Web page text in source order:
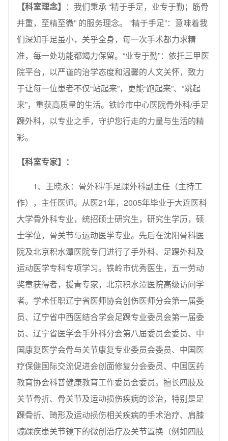
【科室理念】 ：我们秉承 “精于手足，业专于勤；筋骨
并重，至精至微” 的服务理念。 “精于手足”：意味着我
们深知手足虽小，关乎全身，每一次手术都力求精
准，每一处功能都竭力保留。“业专于勤”：依托三甲医
院平台，以严谨的治学态度和温馨的人文关怀，致力
于让每一位患者不仅“站起来”，更能“跑起来”、“跳起
来”，重获高质量的生活。铁岭市中心医院骨外科/手足
踝外科，以专业之手，守护您行走的力量与生活的精
彩。
【科室专家】：
1、王晓永：骨外科/手足踝外科副主任（主持工
作），主任医师。从医21年，2005年毕业于大连医科
大学骨外科专业，统招硕士研究生，研究生学历，硕
士学位，骨关节与运动医学专业。先后在沈阳骨科医
院及北京积水潭医院专门进行了手外科、足踝外科及
运动医学专科专项学习。铁岭市优秀医生，五一劳动
奖章获得者，援青专家，北京积水潭医院高级访问学
者。学术任职辽宁省医师协会创伤医师分会第一届委
员、辽宁省中西医结合学会足踝专业委员会第一届委
员、辽宁省医学会手外科分会第八届委员会委员、中
国康复医学会骨与关节康复专业委员会委员、中国医
疗保健国际交流促进会创面修复分会委员、中国医药
教育协会科普健康教育工作委员会委员。擅长四肢及
关节骨折、骨关节及运动损伤疾病的诊治，特别是足
踝骨折、畸形及运动损伤相关疾病的手术治疗、肩膝
髋踝疾患关节镜下的微创治疗及关节置换（例如四肢